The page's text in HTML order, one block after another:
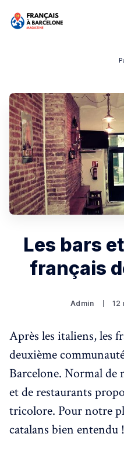
Les bars
français
Admin 12
Après les italiens, les
deuxième
Barcelone. Normal de
et de restaurants
tricolore. Pour notre
catalans bien entendu !